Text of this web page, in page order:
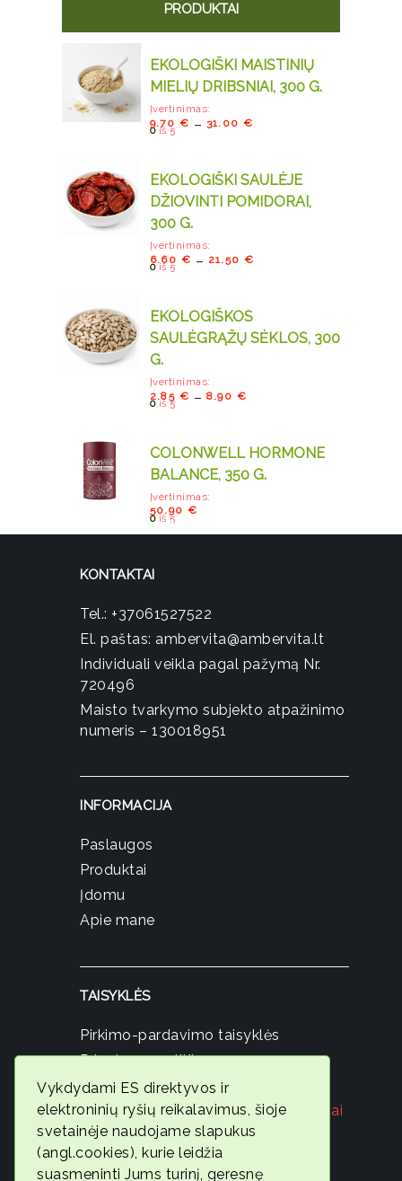
Vykdydami ES direktyvos ir
elektroninių ryšių reikalavimus, šioje
svetainėje naudojame slapukus
(angl.cookies), kurie leidžia
suasmeninti Jums turinį, geresnę
PRODUKTAI
EKOLOGIŠKI MAISTINIŲ
MIELIŲ DRIBSNIAI, 300 G.
Įvertinimas:
0iš 5
9.70 € – 31.00 €
EKOLOGIŠKI SAULĖJE
DŽIOVINTI POMIDORAI,
300 G.
Įvertinimas:
0iš 5
6.60 € – 21.50 €
EKOLOGIŠKOS
SAULĖGRĄŽŲ SĖKLOS, 300
G.
Įvertinimas:
0iš 5
2.85 € – 8.90 €
COLONWELL HORMONE
BALANCE, 350 G.
Įvertinimas:
0iš 5
50.90 €
KONTAKTAI
Tel.: +37061527522
El. paštas: ambervita@ambervita.lt
Individuali veikla pagal pažymą Nr.
720496
Maisto tvarkymo subjekto atpažinimo
numeris – 130018951
INFORMACIJA
Paslaugos
Produktai
Įdomu
Apie mane
TAISYKLĖS
Pirkimo-pardavimo taisyklės
Privatumo politika
Slapukų politika
Registruokis nemokamai konsultacijai
© 2026
Ambervita